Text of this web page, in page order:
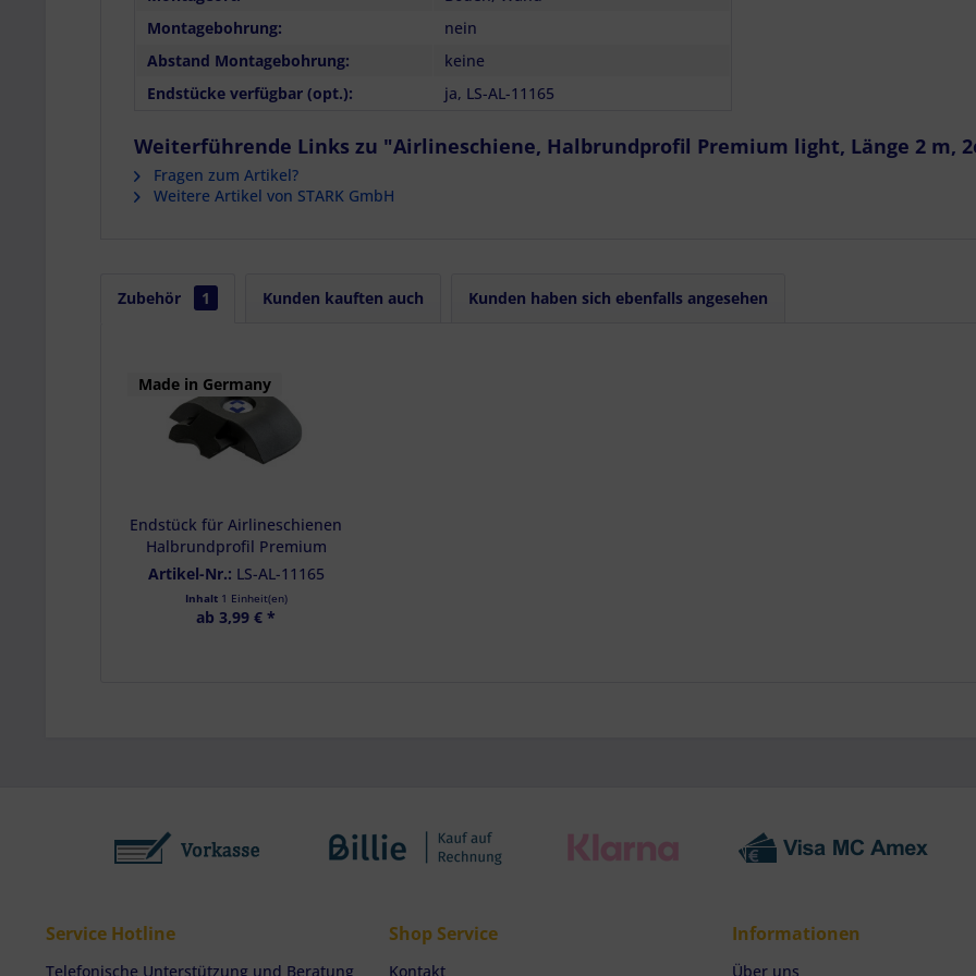
Montagebohrung:
nein
Abstand Montagebohrung:
keine
Endstücke verfügbar (opt.):
ja, LS-AL-11165
Weiterführende Links zu "Airlineschiene, Halbrundprofil Premium light, Länge 2 m,
Fragen zum Artikel?
Weitere Artikel von STARK GmbH
Zubehör 1 Kunden kauften auch Kunden haben sich ebenfalls angesehen
Made in Germany
Endstück für Airlineschienen
Halbrundprofil Premium
light, Farbe schwarz
Artikel-Nr.: LS-AL-11165
Inhalt 1 Einheit(en)
ab 3,99 € *
Service Hotline
Telefonische Unterstützung und Beratung
Shop Service
Kontakt
Informationen
Über uns